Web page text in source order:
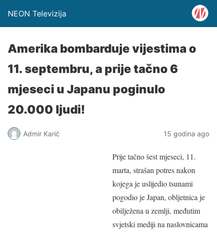
NEON Televizija
Amerika bombarduje vijestima o
11. septembru, a prije tačno 6
mjeseci u Japanu poginulo
20.000 ljudi!
Admir Karić 15 godina ago
Prije tačno šest mjeseci, 11.
marta, strašan potres nakon
kojega je uslijedio tsunami
pogodio je Japan, obljetnica je
obilježena u zemlji, međutim
svjetski mediji na naslovnicama